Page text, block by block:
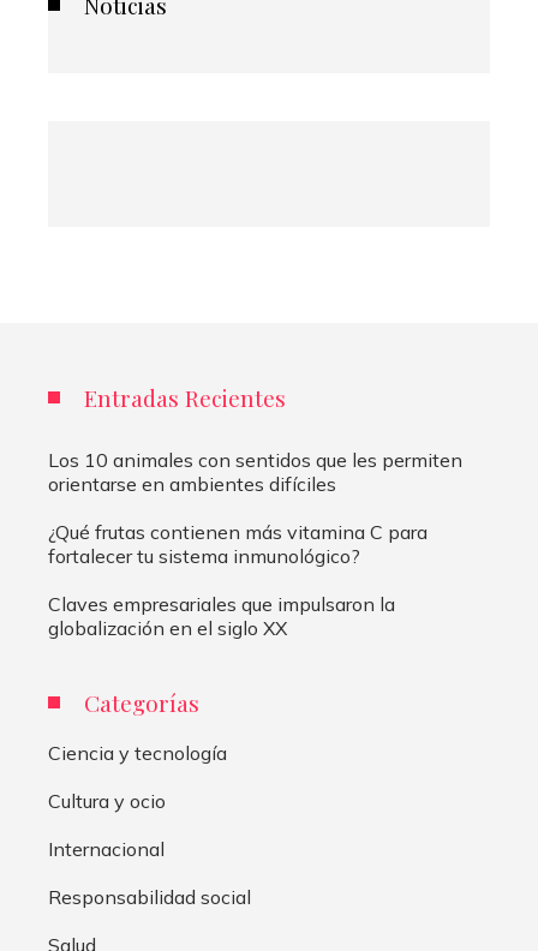
Entradas Recientes
Los 10 animales con sentidos que les permiten
orientarse en ambientes difíciles
¿Qué frutas contienen más vitamina C para
fortalecer tu sistema inmunológico?
Claves empresariales que impulsaron la
globalización en el siglo XX
Categorías
Ciencia y tecnología
Cultura y ocio
Internacional
Responsabilidad social
Salud